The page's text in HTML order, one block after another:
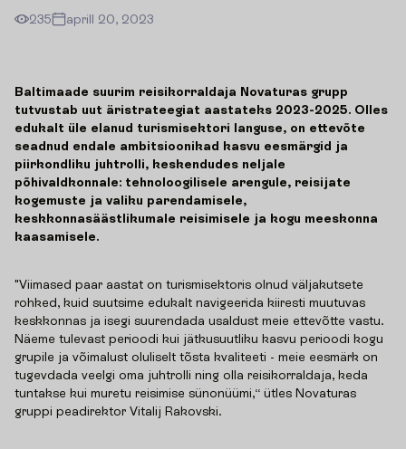
235 aprill 20, 2023
Baltimaade suurim reisikorraldaja Novaturas grupp
tutvustab uut äristrateegiat aastateks 2023-2025. Olles
edukalt üle elanud turismisektori languse, on ettevõte
seadnud endale ambitsioonikad kasvu eesmärgid ja
piirkondliku juhtrolli, keskendudes neljale
põhivaldkonnale: tehnoloogilisele arengule, reisijate
kogemuste ja valiku parendamisele,
keskkonnasäästlikumale reisimisele ja kogu meeskonna
kaasamisele.
"Viimased paar aastat on turismisektoris olnud väljakutsete
rohked, kuid suutsime edukalt navigeerida kiiresti muutuvas
keskkonnas ja isegi suurendada usaldust meie ettevõtte vastu.
Näeme tulevast perioodi kui jätkusuutliku kasvu perioodi kogu
grupile ja võimalust oluliselt tõsta kvaliteeti - meie eesmärk on
tugevdada veelgi oma juhtrolli ning olla reisikorraldaja, keda
tuntakse kui muretu reisimise sünonüümi,“ ütles Novaturas
gruppi peadirektor Vitalij Rakovski.